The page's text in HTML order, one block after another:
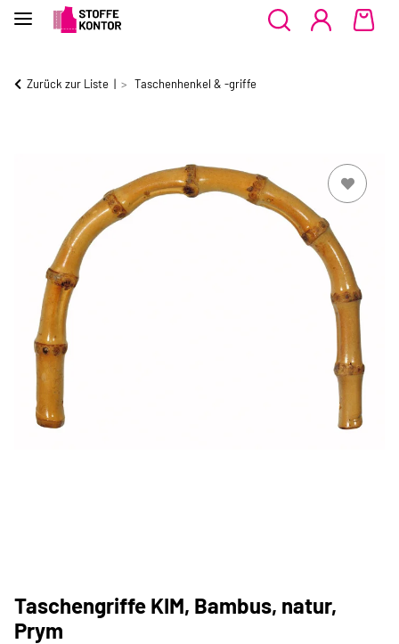
Zurück zur Liste Taschenhenkel & -griffe
Taschengriffe KIM, Bambus, natur,
Prym